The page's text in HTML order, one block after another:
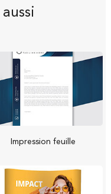
Impression feuille